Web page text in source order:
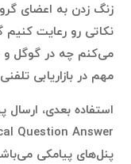
نکاتی رو رعایت
می‌کنم چه در گوگل و
مهم در بازاریابی
استفاده بعدی،
پنل‌های پیامکی